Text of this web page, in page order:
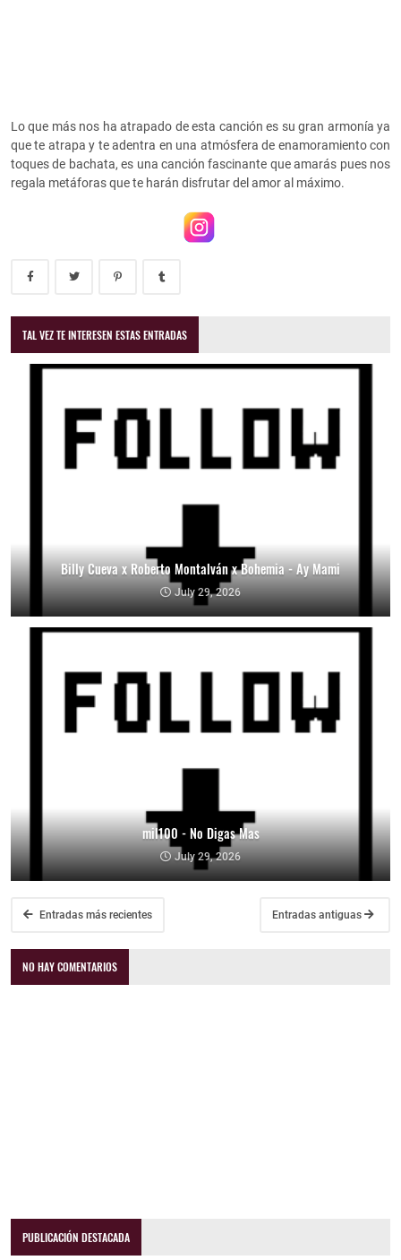
Lo que más nos ha atrapado de esta canción es su gran armonía ya
que te atrapa y te adentra en una atmósfera de enamoramiento con
toques de bachata, es una canción fascinante que amarás pues nos
regala metáforas que te harán disfrutar del amor al máximo.
TAL VEZ TE INTERESEN ESTAS ENTRADAS
Billy Cueva x Roberto Montalván x Bohemia - Ay Mami
July 29, 2026
mil100 - No Digas Mas
July 29, 2026
Entradas más recientes Entradas antiguas
NO HAY COMENTARIOS
PUBLICACIÓN DESTACADA